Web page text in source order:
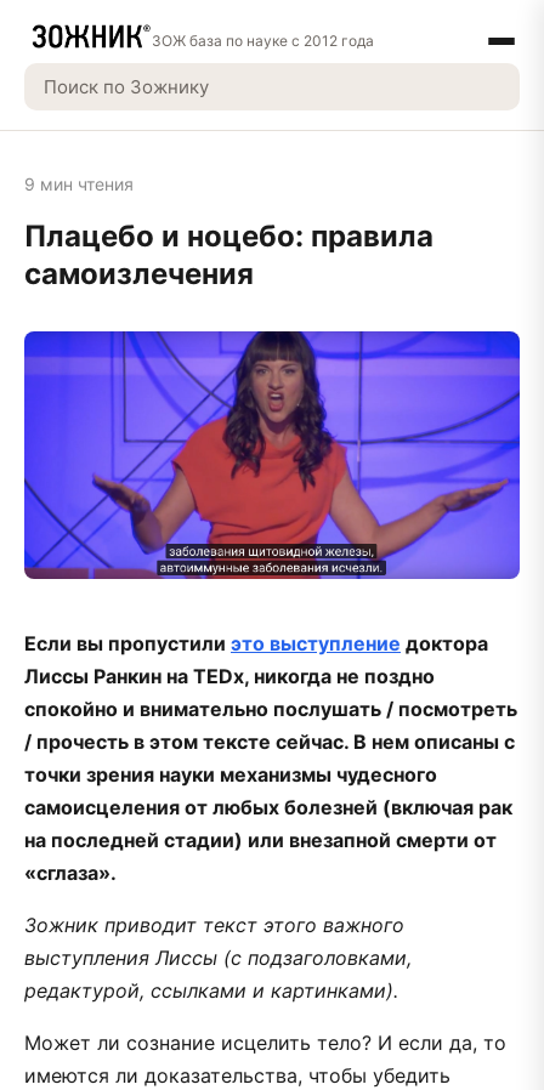
ЗОЖ база по науке с 2012 года
9 мин чтения
Плацебо и ноцебо: правила
самоизлечения
Если вы пропустили это выступление доктора
Лиссы Ранкин на TEDx, никогда не поздно
спокойно и внимательно послушать / посмотреть
/ прочесть в этом тексте сейчас. В нем описаны с
точки зрения науки механизмы чудесного
самоисцеления от любых болезней (включая рак
на последней стадии) или внезапной смерти от
«сглаза».
Зожник приводит текст этого важного
выступления Лиссы (с подзаголовками,
редактурой, ссылками и картинками).
Может ли сознание исцелить тело? И если да, то
имеются ли доказательства, чтобы убедить